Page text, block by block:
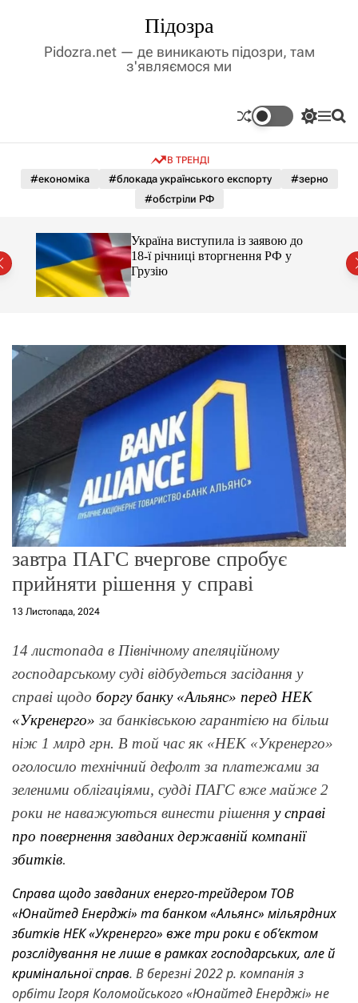
у
Підозра
Pidozra.net — де виникають підозри, там
з'являємося ми
П
м
к
о
о
г
о
р
е
ж
и
М П
В ТРЕНДІ
#економіка #блокада українського експорту
#зерно
#обстріли РФ
Україна виступила із заявою до
18-ї річниці вторгнення РФ у
Грузію
завтра ПАГС вчергове спробує
прийняти рішення у справі
13 Листопада, 2024
14 листопада в Північному апеляційному
господарському суді відбудеться засідання у
справі щодо боргу банку «Альянс» перед НЕК
«Укренерго» за банківською гарантією на більш
ніж 1 млрд грн. В той час як «НЕК «Укренерго»
оголосило технічний дефолт за платежами за
зеленими облігаціями, судді ПАГС вже майже 2
роки не наважуються винести рішення у справі
про повернення завданих державній компанії
збитків.
Справа щодо завданих енерго-трейдером ТОВ
«Юнайтед Енерджі» та банком «Альянс» мільярдних
збитків НЕК «Укренерго» вже три роки є об’єктом
розслідування не лише в рамках господарських, але й
кримінальної справ. В березні 2022 р. компанія з
орбіти Ігоря Коломойського «Юнайтед Енерджі» не